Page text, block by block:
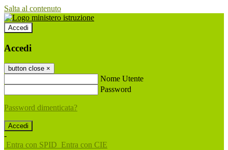
Salta al contenuto
Accedi
Accedi
button close ×
Nome Utente
Password
Password dimenticata?
-
Entra con SPID Entra con CIE